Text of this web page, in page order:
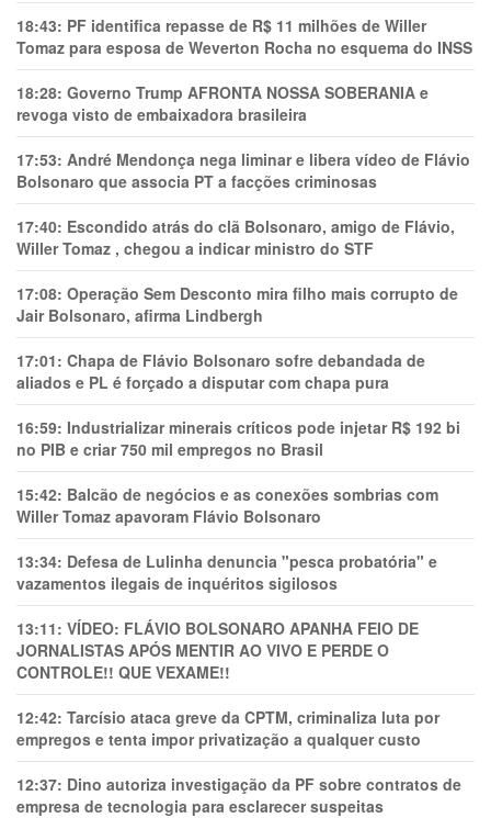
18:43: PF identifica repasse de R$ 11 milhões de Willer
Tomaz para esposa de Weverton Rocha no esquema do INSS
18:28: Governo Trump AFRONTA NOSSA SOBERANIA e
revoga visto de embaixadora brasileira
17:53: André Mendonça nega liminar e libera vídeo de Flávio
Bolsonaro que associa PT a facções criminosas
17:40: Escondido atrás do clã Bolsonaro, amigo de Flávio,
Willer Tomaz , chegou a indicar ministro do STF
17:08: Operação Sem Desconto mira filho mais corrupto de
Jair Bolsonaro, afirma Lindbergh
17:01: Chapa de Flávio Bolsonaro sofre debandada de
aliados e PL é forçado a disputar com chapa pura
16:59: Industrializar minerais críticos pode injetar R$ 192 bi
no PIB e criar 750 mil empregos no Brasil
15:42: Balcão de negócios e as conexões sombrias com
Willer Tomaz apavoram Flávio Bolsonaro
13:34: Defesa de Lulinha denuncia "pesca probatória" e
vazamentos ilegais de inquéritos sigilosos
13:11: VÍDEO: FLÁVIO BOLSONARO APANHA FEIO DE
JORNALISTAS APÓS MENTIR AO VIVO E PERDE O
CONTROLE!! QUE VEXAME!!
12:42: Tarcísio ataca greve da CPTM, criminaliza luta por
empregos e tenta impor privatização a qualquer custo
12:37: Dino autoriza investigação da PF sobre contratos de
empresa de tecnologia para esclarecer suspeitas